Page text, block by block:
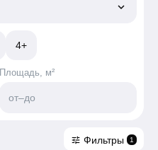
keyboard_arrow_down
4+
Площадь, м²
от–до
tune Фильтры 1